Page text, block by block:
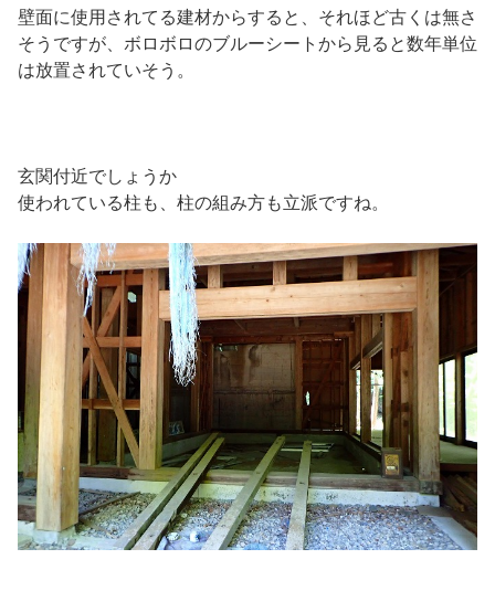
壁面に使用されてる建材からすると、それほど古くは無さ
そうですが、ボロボロのブルーシートから見ると数年単位
は放置されていそう。
玄関付近でしょうか
使われている柱も、柱の組み方も立派ですね。